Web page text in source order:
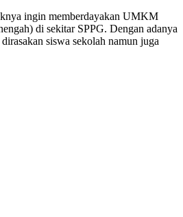
ingin memberdayakan UMKM
di sekitar SPPG. Dengan adanya
siswa sekolah namun juga